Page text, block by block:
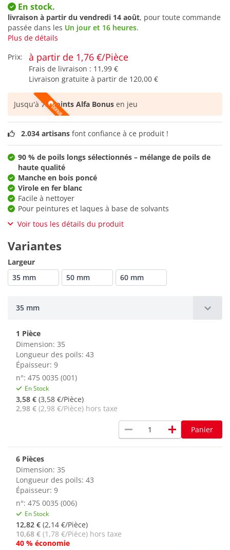
En stock.
livraison à partir du vendredi 14 août, pour toute commande
passée dans les Un jour et 16 heures.
Plus de détails
Prix:
à partir de 1,76 €/Pièce
Frais de livraison : 11,99 €
Livraison gratuite à partir de 120,00 €
Jusqu'à78 points Alfa Bonus en jeu
2.034 artisans font confiance à ce produit !
90 % de poils longs sélectionnés – mélange de poils de
haute qualité
Manche en bois poncé
Virole en fer blanc
Facile à nettoyer
Pour peintures et laques à base de solvants
Voir tous les détails du produit
Variantes
Largeur
35 mm
50 mm 60 mm
35 mm
1 Pièce
Dimension: 35
Longueur des poils: 43
Épaisseur: 9
n°: 475 0035 (001)
En Stock
3,58 € (3,58 €/Pièce)
2,98 € (2,98 €/Pièce) hors taxe
remove add Panier
6 Pièces
Dimension: 35
Longueur des poils: 43
Épaisseur: 9
n°: 475 0035 (006)
En Stock
12,82 € (2,14 €/Pièce)
10,68 € (1,78 €/Pièce) hors taxe
40 % économie